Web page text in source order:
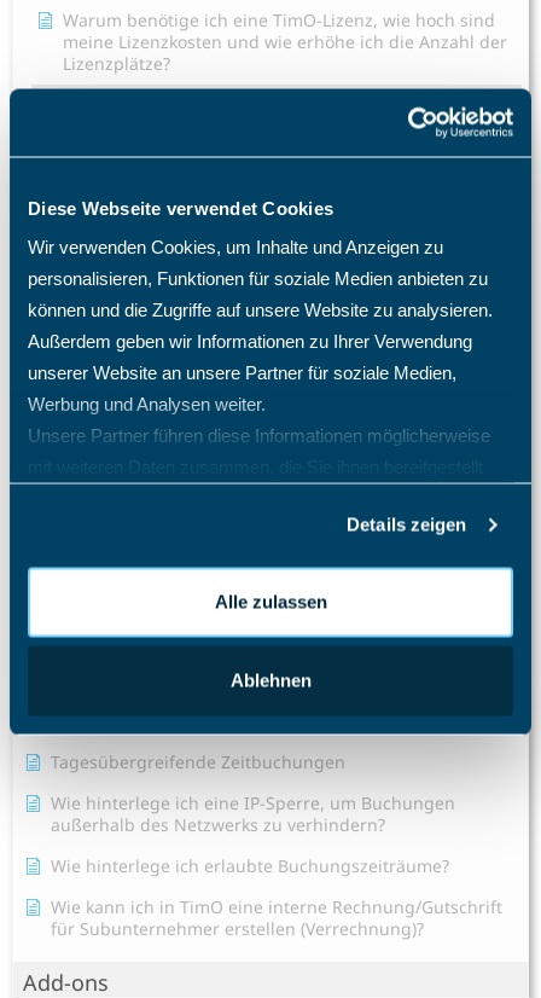
Diese Webseite verwendet Cookies
Wir verwenden Cookies, um Inhalte und Anzeigen zu
personalisieren, Funktionen für soziale Medien anbieten zu
können und die Zugriffe auf unsere Website zu analysieren.
Außerdem geben wir Informationen zu Ihrer Verwendung
unserer Website an unsere Partner für soziale Medien,
Werbung und Analysen weiter.
Unsere Partner führen diese Informationen möglicherweise
mit weiteren Daten zusammen, die Sie ihnen bereitgestellt
Details zeigen
Alle zulassen
Ablehnen
Warum benötige ich eine TimO-Lizenz, wie hoch sind
meine Lizenzkosten und wie erhöhe ich die Anzahl der
Lizenzplätze?
Warum fehlen mir bestimmte Menüpunkte und
Welche Import- und Exportmöglichkeiten gibt es in
Welche Zugriffsrechte kann ich im TimO definieren?
Wie ändere ich die Rolle eines Mitarbeiters?
Wie ändere ich die Sprache im TimO?
Teamkalender - Gruppenkalender
Ticketsystem - Issue tracker
Zeiterfassung
Ein neues Projekt erstellen
verplanen?
Tagesübergreifende Zeitbuchungen
Wie hinterlege ich eine IP-Sperre, um Buchungen
außerhalb des Netzwerks zu verhindern?
Wie hinterlege ich erlaubte Buchungszeiträume?
Wie kann ich in TimO eine interne Rechnung/Gutschrift
für Subunternehmer erstellen (Verrechnung)?
Add-ons